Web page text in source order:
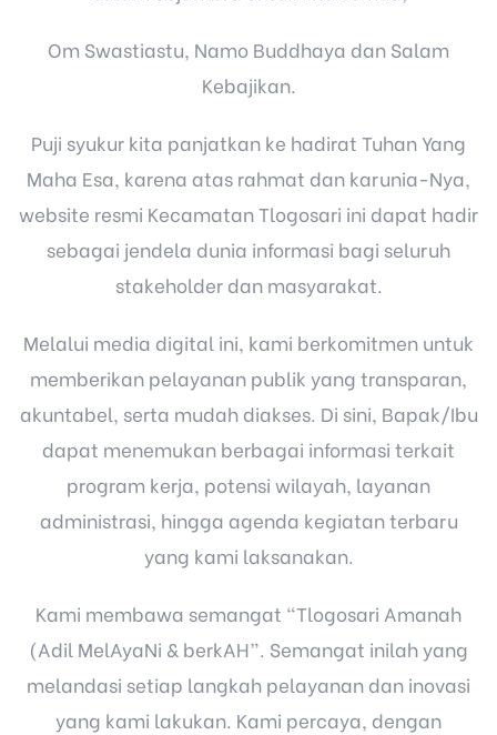
Om Swastiastu, Namo Buddhaya dan Salam
Kebajikan.
Puji syukur kita panjatkan ke hadirat Tuhan Yang
Maha Esa, karena atas rahmat dan karunia-Nya,
website resmi Kecamatan Tlogosari ini dapat hadir
sebagai jendela dunia informasi bagi seluruh
stakeholder dan masyarakat.
Melalui media digital ini, kami berkomitmen untuk
memberikan pelayanan publik yang transparan,
akuntabel, serta mudah diakses. Di sini, Bapak/Ibu
dapat menemukan berbagai informasi terkait
program kerja, potensi wilayah, layanan
administrasi, hingga agenda kegiatan terbaru
yang kami laksanakan.
Kami membawa semangat “Tlogosari Amanah
(Adil MelAyaNi & berkAH”. Semangat inilah yang
melandasi setiap langkah pelayanan dan inovasi
yang kami lakukan. Kami percaya, dengan